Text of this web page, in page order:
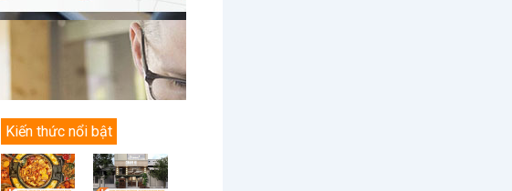
Kiến thức nổi bật